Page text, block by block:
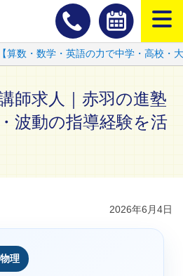
スマート
算数・数学・英語の力で中学・高校・
師求人｜赤羽の進塾
波動の指導経験を活
2026年6月4日
理